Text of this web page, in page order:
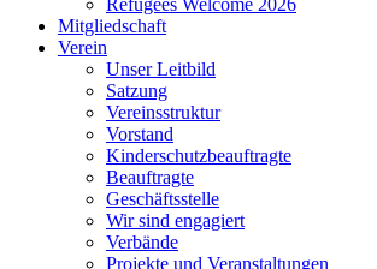
Refugees Welcome 2026
Mitgliedschaft
Verein
Unser Leitbild
Satzung
Vereinsstruktur
Vorstand
Kinderschutzbeauftragte
Beauftragte
Geschäftsstelle
Wir sind engagiert
Verbände
Projekte und Veranstaltungen